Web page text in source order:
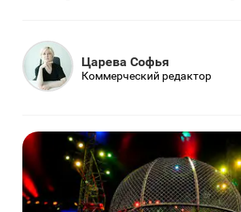
Царева Софья
Коммерческий редактор